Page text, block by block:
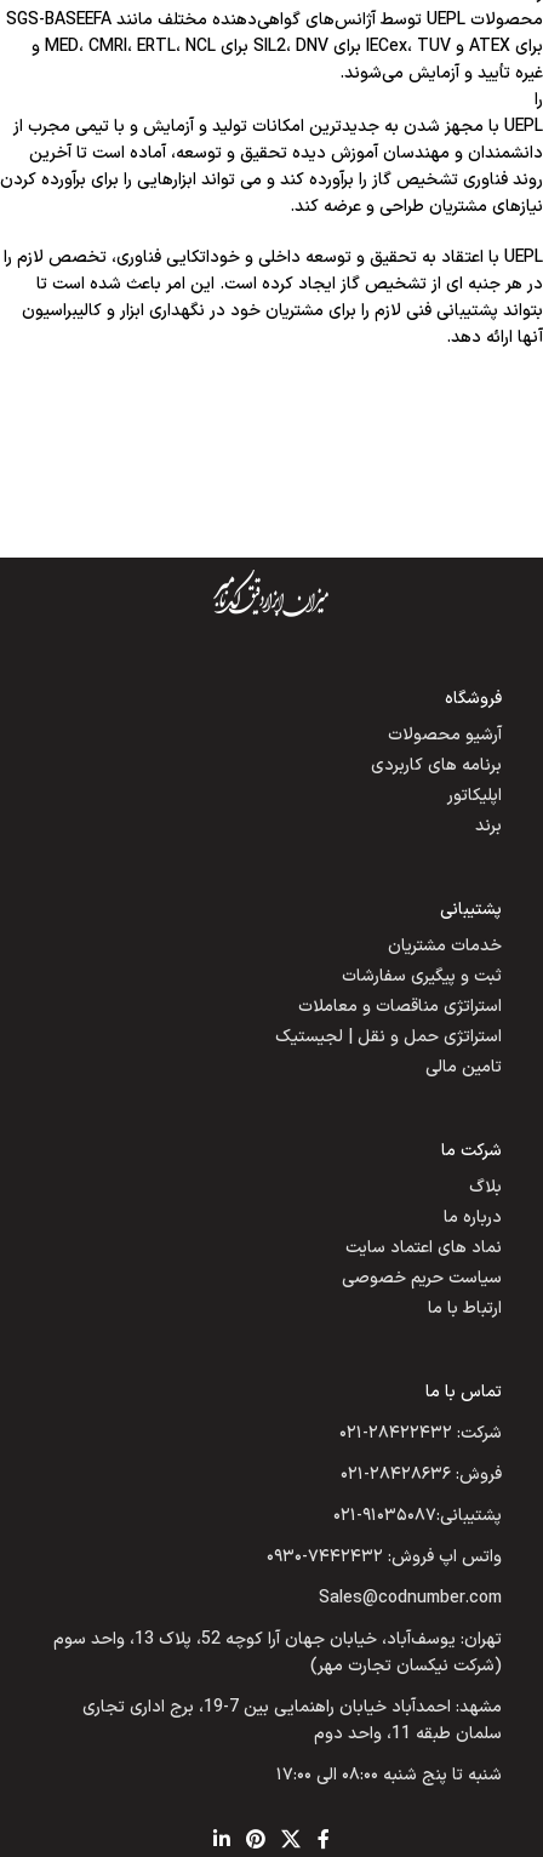
محصولات UEPL توسط آژانس‌های گواهی‌دهنده مختلف مانند SGS-BASEEFA
برای ATEX و IECex، TUV برای SIL2، DNV برای MED، CMRI، ERTL، NCL و
غیره تأیید و آزمایش می‌شوند.
را
UEPL با مجهز شدن به جدیدترین امکانات تولید و آزمایش و با تیمی مجرب از
دانشمندان و مهندسان آموزش دیده تحقیق و توسعه، آماده است تا آخرین
روند فناوری تشخیص گاز را برآورده کند و می تواند ابزارهایی را برای برآورده کردن
نیازهای مشتریان طراحی و عرضه کند.
UEPL با اعتقاد به تحقیق و توسعه داخلی و خوداتکایی فناوری، تخصص لازم را
در هر جنبه ای از تشخیص گاز ایجاد کرده است. این امر باعث شده است تا
بتواند پشتیبانی فنی لازم را برای مشتریان خود در نگهداری ابزار و کالیبراسیون
آنها ارائه دهد.
فروشگاه
آرشیو محصولات
برنامه های کاربردی
اپلیکاتور
برند
پشتیبانی
خدمات مشتریان
ثبت و پیگیری سفارشات
استراتژی مناقصات و معاملات
استراتژی حمل و نقل | لجیستیک
تامین مالی
شرکت ما
بلاگ
درباره ما
نماد های اعتماد سایت
سیاست حریم خصوصی
ارتباط با ما
تماس با ما
شرکت: ۲۸۴۲۲۴۳۲-۰۲۱
فروش: ۲۸۴۲۸۶۳۶-۰۲۱
پشتیبانی:۹۱۰۳۵۰۸۷-۰۲۱
واتس اپ فروش: ۷۴۴۲۴۳۲-۰۹۳۰
Sales@codnumber.com
تهران: یوسف‌آباد، خیابان جهان آرا کوچه 52، پلاک 13، واحد سوم
(شرکت نیکسان تجارت مهر)
مشهد: احمدآباد خیابان راهنمایی بین 7-19، برج اداری تجاری
سلمان طبقه 11، واحد دوم
شنبه تا پنج شنبه ۰۸:۰۰ الی ۱۷:۰۰